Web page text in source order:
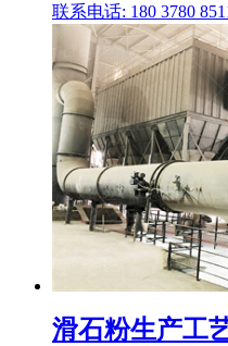
联系电话: 180 3780
滑石粉生产工